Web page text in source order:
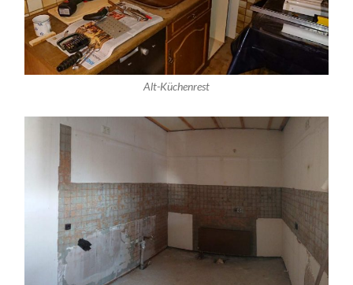
Alt-Küchenrest